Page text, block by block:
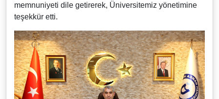
memnuniyeti dile getirerek, Üniversitemiz yönetimine
teşekkür etti.